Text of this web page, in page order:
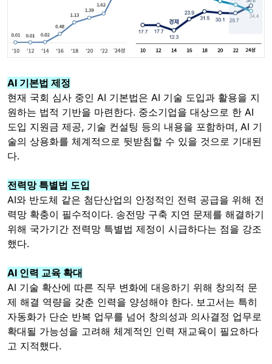
AI 기본법 제정
현재 국회 심사 중인 AI 기본법은 AI 기술 도입과 활용을 지
원하는 법적 기반을 마련한다. 중소기업을 대상으로 한 AI
도입 지원금 제공, 기술 컨설팅 등의 내용을 포함하며, AI 기
술의 상용화를 체계적으로 뒷받침할 수 있을 것으로 기대된
다.
전력망 특별법 도입
AI와 반도체 같은 첨단산업의 안정적인 전력 공급을 위해 전
력망 확충이 필수적이다. 송전망 구축 지연 문제를 해결하기
위해 국가기간 전력망 특별법 제정이 시급하다는 점을 강조
했다.
AI 인력 교육 확대
AI 기술 확산에 따른 직무 변화에 대응하기 위해 창의적 문
제 해결 역량을 갖춘 인력을 양성해야 한다. 보고서는 특히
자동화가 단순 반복 업무를 넘어 창의성과 의사결정 업무로
확대될 가능성을 고려해 체계적인 인력 재교육이 필요하다
고 지적했다.